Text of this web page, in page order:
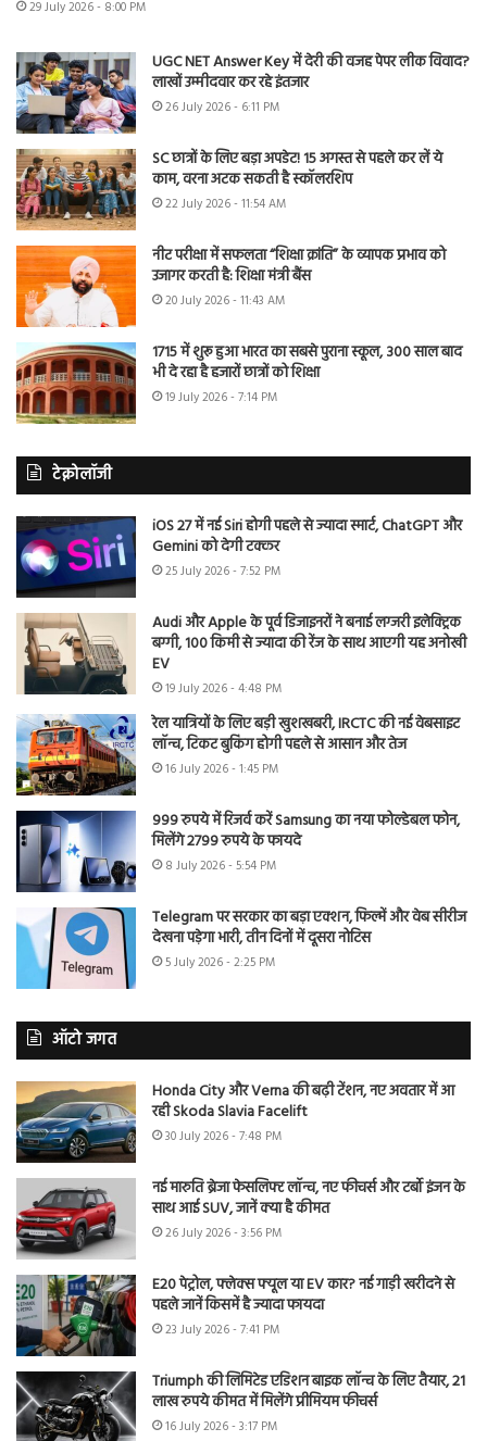
29 July 2026 - 8:00 PM
UGC NET Answer Key में देरी की वजह पेपर लीक विवाद?
लाखों उम्मीदवार कर रहे इंतजार
26 July 2026 - 6:11 PM
SC छात्रों के लिए बड़ा अपडेट! 15 अगस्त से पहले कर लें ये
काम, वरना अटक सकती है स्कॉलरशिप
22 July 2026 - 11:54 AM
नीट परीक्षा में सफलता “शिक्षा क्रांति” के व्यापक प्रभाव को
उजागर करती है: शिक्षा मंत्री बैंस
20 July 2026 - 11:43 AM
1715 में शुरू हुआ भारत का सबसे पुराना स्कूल, 300 साल बाद
भी दे रहा है हजारों छात्रों को शिक्षा
19 July 2026 - 7:14 PM
टेक्नोलॉजी
iOS 27 में नई Siri होगी पहले से ज्यादा स्मार्ट, ChatGPT और
Gemini को देगी टक्कर
25 July 2026 - 7:52 PM
Audi और Apple के पूर्व डिजाइनरों ने बनाई लग्जरी इलेक्ट्रिक
बग्गी, 100 किमी से ज्यादा की रेंज के साथ आएगी यह अनोखी
EV
19 July 2026 - 4:48 PM
रेल यात्रियों के लिए बड़ी खुशखबरी, IRCTC की नई वेबसाइट
लॉन्च, टिकट बुकिंग होगी पहले से आसान और तेज
16 July 2026 - 1:45 PM
999 रुपये में रिजर्व करें Samsung का नया फोल्डेबल फोन,
मिलेंगे 2799 रुपये के फायदे
8 July 2026 - 5:54 PM
Telegram पर सरकार का बड़ा एक्शन, फिल्में और वेब सीरीज
देखना पड़ेगा भारी, तीन दिनों में दूसरा नोटिस
5 July 2026 - 2:25 PM
ऑटो जगत
Honda City और Verna की बढ़ी टेंशन, नए अवतार में आ
रही Skoda Slavia Facelift
30 July 2026 - 7:48 PM
नई मारुति ब्रेजा फेसलिफ्ट लॉन्च, नए फीचर्स और टर्बो इंजन के
साथ आई SUV, जानें क्या है कीमत
26 July 2026 - 3:56 PM
E20 पेट्रोल, फ्लेक्स फ्यूल या EV कार? नई गाड़ी खरीदने से
पहले जानें किसमें है ज्यादा फायदा
23 July 2026 - 7:41 PM
Triumph की लिमिटेड एडिशन बाइक लॉन्च के लिए तैयार, 21
लाख रुपये कीमत में मिलेंगे प्रीमियम फीचर्स
16 July 2026 - 3:17 PM